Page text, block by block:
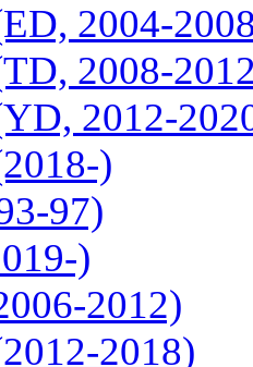
2004-
2008-
2012-
)
97)
)
2012)
2018)